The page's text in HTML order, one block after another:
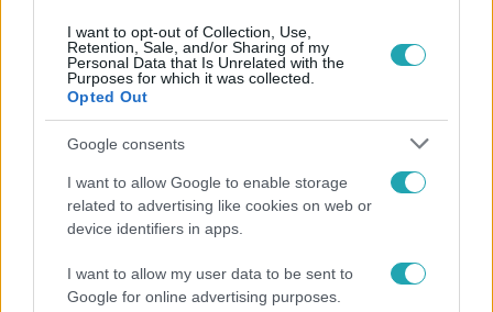
I want to opt-out of Collection, Use,
Retention, Sale, and/or Sharing of my
Personal Data that Is Unrelated with the
Purposes for which it was collected.
Opted Out
Google consents
I want to allow Google to enable storage
related to advertising like cookies on web or
device identifiers in apps.
I want to allow my user data to be sent to
Google for online advertising purposes.
Fördős Zé receptek
Krémes
Hamburger
Frankfurti leves
Tatár beefsteak